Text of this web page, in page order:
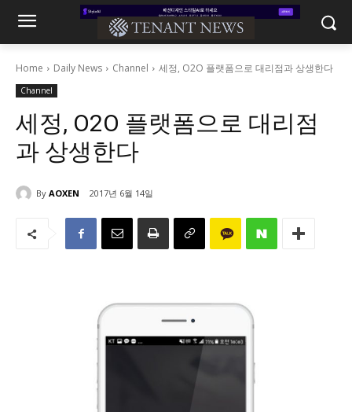
Home Daily News Channel 세정, O2O 플랫폼으로 대리점과 상생한다
Channel
세정, O2O 플랫폼으로 대리점
과 상생한다
By AOXEN 2017년 6월 14일